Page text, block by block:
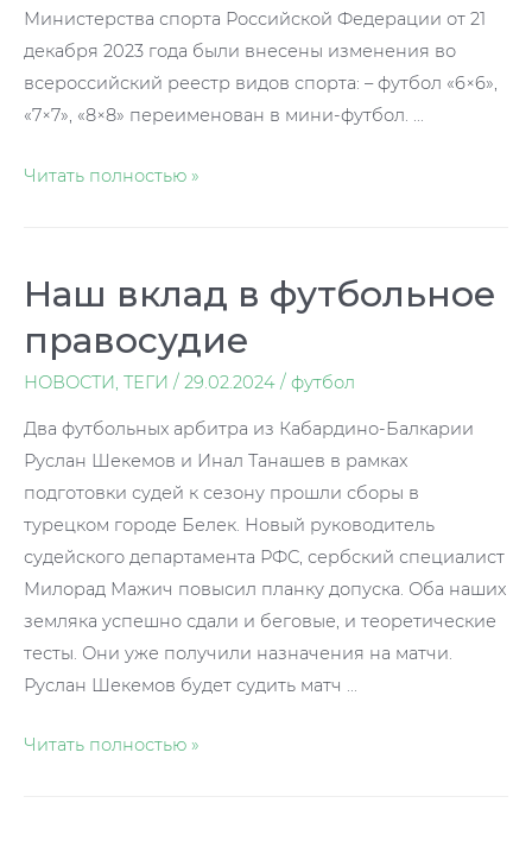
Министерства спорта Российской Федерации от 21
декабря 2023 года были внесены изменения во
всероссийский реестр видов спорта: – футбол «6×6»,
«7×7», «8×8» переименован в мини-футбол. …
Футбол
не
футзал!
Читать полностью »
Наш вклад в футбольное
правосудие
НОВОСТИ, ТЕГИ / 29.02.2024 / футбол
Два футбольных арбитра из Кабардино-Балкарии
Руслан Шекемов и Инал Танашев в рамках
подготовки судей к сезону прошли сборы в
турецком городе Белек. Новый руководитель
судейского департамента РФС, сербский специалист
Милорад Мажич повысил планку допуска. Оба наших
земляка успешно сдали и беговые, и теоретические
тесты. Они уже получили назначения на матчи.
Руслан Шекемов будет судить матч …
Наш
Читать полностью »